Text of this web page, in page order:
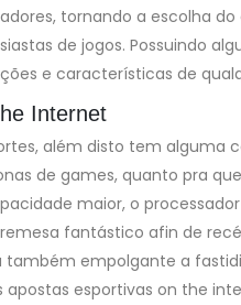
tornando a escolha
de jogos. Possuindo
e características de
Internet
além disto tem alguma
de games, quanto pra
maior, o
fantástico afin de
empolgante a
esportivas on the